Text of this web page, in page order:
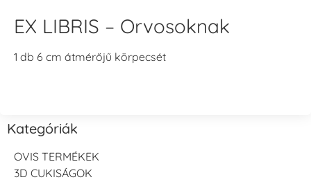
EX LIBRIS – Orvosoknak
1 db 6 cm átmérőjű körpecsét
Kategóriák
OVIS TERMÉKEK
3D CUKISÁGOK